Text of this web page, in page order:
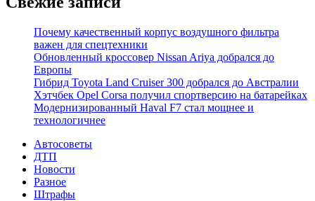
Почему качественный корпус воздушного фильтра
важен для спецтехники
Обновленный кроссовер Nissan Ariya добрался до
Европы
Гибрид Toyota Land Cruiser 300 добрался до Австралии
Хэтчбек Opel Corsa получил спортверсию на батарейках
Модернизированный Haval F7 стал мощнее и
технологичнее
Автосоветы
ДТП
Новости
Разное
Штрафы